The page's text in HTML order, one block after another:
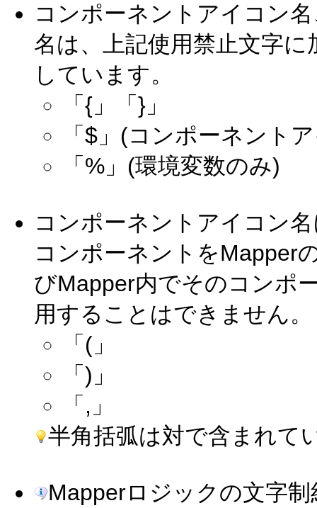
コンポーネントアイコン
名は、上記使用禁止文字
しています。
「{」「}」
「$」(コンポーネント
「%」(環境変数のみ)
コンポーネントアイコン
コンポーネントをMapper
びMapper内でそのコンポ
用することはできません。
「(」
「)」
「,」
半角括弧は対で含まれて
Mapperロジックの文字